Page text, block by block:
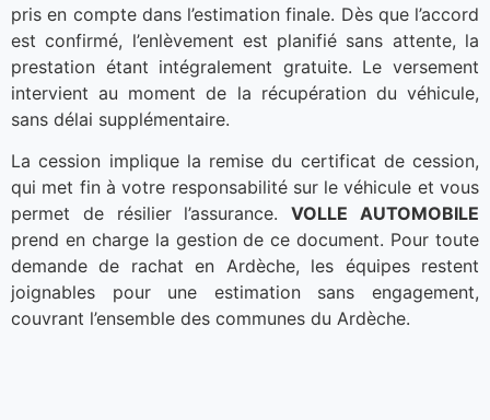
pris en compte dans l’estimation finale. Dès que l’accord
est confirmé, l’enlèvement est planifié sans attente, la
prestation étant intégralement gratuite. Le versement
intervient au moment de la récupération du véhicule,
sans délai supplémentaire.
La cession implique la remise du certificat de cession,
qui met fin à votre responsabilité sur le véhicule et vous
permet de résilier l’assurance.VOLLE AUTOMOBILE
prend en charge la gestion de ce document. Pour toute
demande de rachat en Ardèche, les équipes restent
joignables pour une estimation sans engagement,
couvrant l’ensemble des communes du Ardèche.